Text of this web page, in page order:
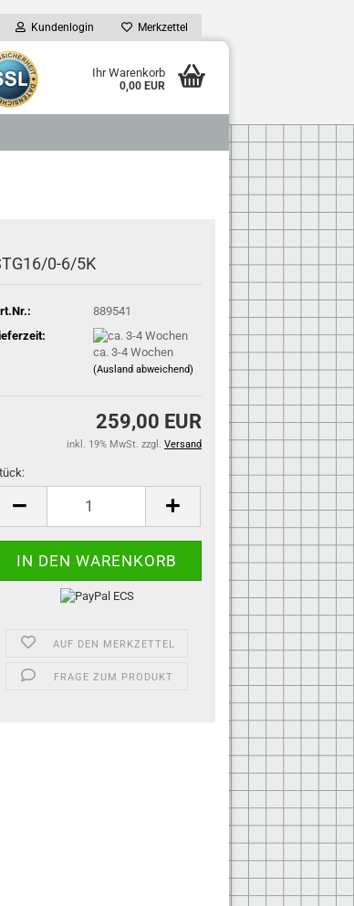
Kundenlogin Merkzettel
Ihr Warenkorb
0,00 EUR
0-6/5K
889541
ca. 3-4 Wochen
(Ausland abweichend)
259,00 EUR
inkl. 19% MwSt. zzgl. Versand
AUF DEN MERKZETTEL
FRAGE ZUM PRODUKT